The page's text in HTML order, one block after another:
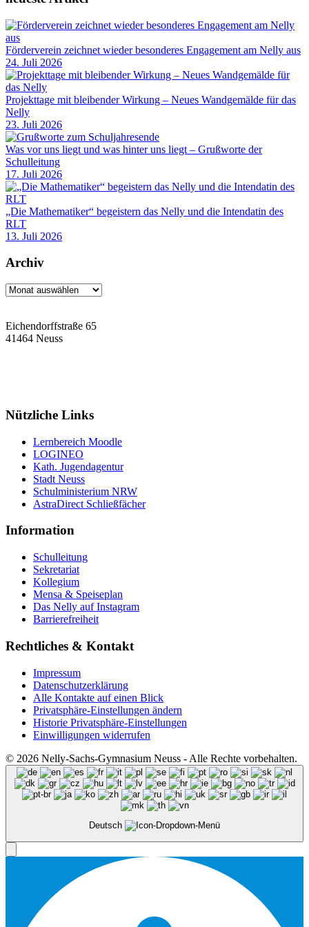
Förderverein zeichnet wieder besonderes Engagement am Nelly aus
24. Juli 2026
Projekttage mit bleibender Wirkung – Neues Wandgemälde für das
Nelly
23. Juli 2026
Was vor uns liegt und was hinter uns liegt – Grußworte der
Schulleitung
17. Juli 2026
„Die Mathematiker“ begeistern das Nelly und die Intendatin des
RLT
13. Juli 2026
Archiv
Archiv
Eichendorffstraße 65
41464 Neuss
Nützliche Links
Lernbereich Moodle
LOGINEO
Kath. Jugendagentur
Stadt Neuss
Schulministerium NRW
AstraDirect Schließfächer
Information
Schulleitung
Sekretariat
Kollegium
Mensa & Speiseplan
Das Nelly auf Instagram
Barrierefreiheit
Rechtliches & Kontakt
Impressum
Datenschutzerklärung
Alle Kontakte auf einen Blick
Privatsphäre-Einstellungen ändern
Historie Privatsphäre-Einstellungen
Einwilligungen widerrufen
© 2026 Nelly-Sachs-Gymnasium Neuss - Alle Rechte vorbehalten.
Deutsch